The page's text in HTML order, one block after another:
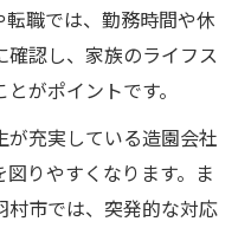
職では、勤務時間や休
確認し、家族のライフス
がポイントです。
充実している造園会社
りやすくなります。ま
村市では、突発的な対応